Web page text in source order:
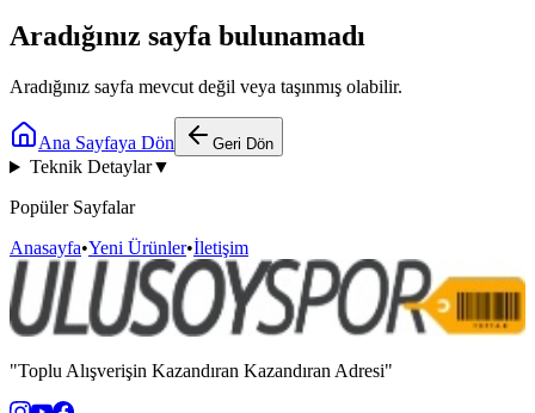
Aradığınız sayfa bulunamadı
Aradığınız sayfa mevcut değil veya taşınmış olabilir.
Ana Sayfaya Dön Geri Dön
Teknik Detaylar▼
Popüler Sayfalar
Anasayfa•Yeni Ürünler•İletişim
"Toplu Alışverişin Kazandıran Kazandıran Adresi"